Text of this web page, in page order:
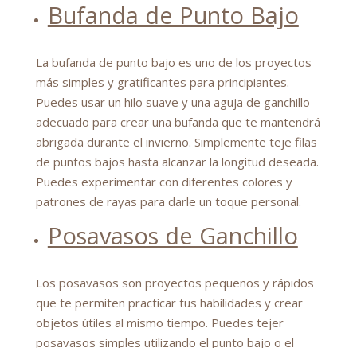
Bufanda de Punto Bajo
La bufanda de punto bajo es uno de los proyectos
más simples y gratificantes para principiantes.
Puedes usar un hilo suave y una aguja de ganchillo
adecuado para crear una bufanda que te mantendrá
abrigada durante el invierno. Simplemente teje filas
de puntos bajos hasta alcanzar la longitud deseada.
Puedes experimentar con diferentes colores y
patrones de rayas para darle un toque personal.
Posavasos de Ganchillo
Los posavasos son proyectos pequeños y rápidos
que te permiten practicar tus habilidades y crear
objetos útiles al mismo tiempo. Puedes tejer
posavasos simples utilizando el punto bajo o el